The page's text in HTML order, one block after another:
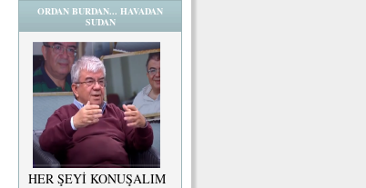
ORDAN BURDAN... HAVADAN
SUDAN
HER ŞEYİ KONUŞALIM